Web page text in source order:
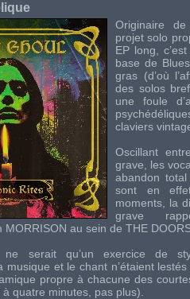
Originaire
projet solo
EP long,
base de
gras (d’où
des solos
une foule
claviers
Oscillant
grave, les
abandon
sont en
moments, la
grave
MORRISON au sein de THE
ne serait qu’un exercice de
musique et le chant n’étaient
propre à chacune des
quatre minutes, pas plus).